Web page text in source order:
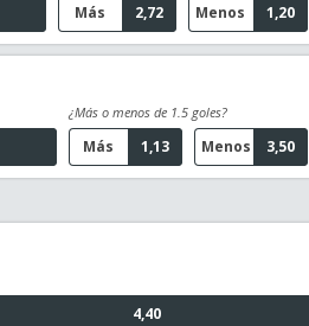
2,72
Más 1,20
Menos
¿Más o menos de 1.5 goles?
1,13
Más 3,50
Menos
4,40